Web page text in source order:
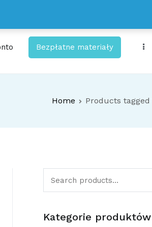
Bezpłatne materiały
Home Products tagged
Kategorie produktów